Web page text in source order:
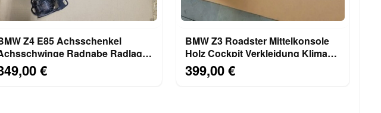
Z4 E85 Achsschenkel
Radnabe Radlager
LINKS
€
BMW Z3 Roadster Mittelkonsole
Holz Cockpit Verkleidung Klima
Blende 8397702
399,00 €